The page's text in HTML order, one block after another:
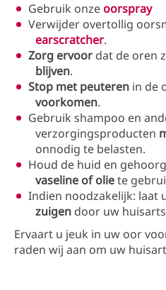
Gebruik onzeoorspray
Verwijder overtollig
earscratcher.
Zorg ervoor dat de oren
blijven.
Stop met peuteren in de
voorkomen.
Gebruik shampoo en
verzorgingsproducten
onnodig te belasten.
Houd de huid en
vaseline of oliete
Indien noodzakelijk: laat
zuigen door uw
Ervaart u jeuk in uw oor
raden wij aan om uw